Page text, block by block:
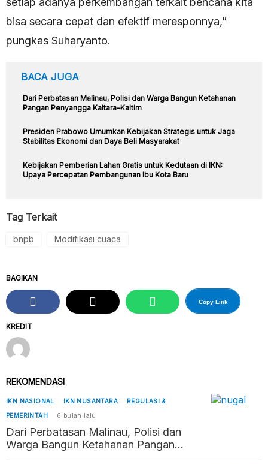
bisa secara cepat dan efektif meresponnya,”
pungkas Suharyanto.
BACA JUGA
Dari Perbatasan Malinau, Polisi dan Warga Bangun Ketahanan
Pangan Penyangga Kaltara–Kaltim
Presiden Prabowo Umumkan Kebijakan Strategis untuk Jaga
Stabilitas Ekonomi dan Daya Beli Masyarakat
Kebijakan Pemberian Lahan Gratis untuk Kedutaan di IKN:
Upaya Percepatan Pembangunan Ibu Kota Baru
Tag Terkait
bnpb Modifikasi cuaca
KREDIT
BAGIKAN
Copy Link
REKOMENDASI
IKN NASIONAL IKN NUSANTARA
REGULASI &
PEMERINTAH
6 bulan lalu
Dari Perbatasan Malinau, Polisi dan
Warga Bangun Ketahanan Pangan
Penyangga Kaltara–Kaltim